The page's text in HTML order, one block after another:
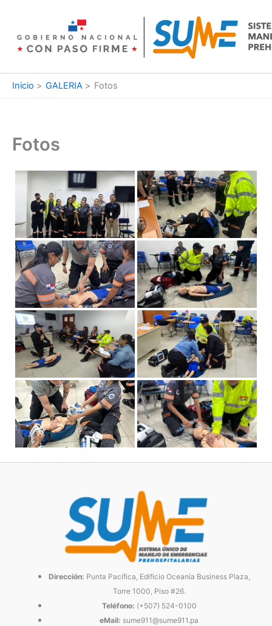
contenido
Inicio GALERIA Fotos
Fotos
Dirección: Punta Pacífica, Edificio Oceanía Business Plaza,
Torre 1000, Piso #26.
Teléfono: (+507) 524-0100
eMail: sume911@sume911.pa